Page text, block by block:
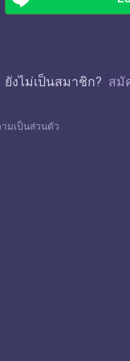
ยังไม่เป็นสมาชิก? สมั
มเป็นส่วนตัว